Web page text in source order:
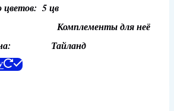
цветов: 5 цв
Комплементы для неё
Тайланд